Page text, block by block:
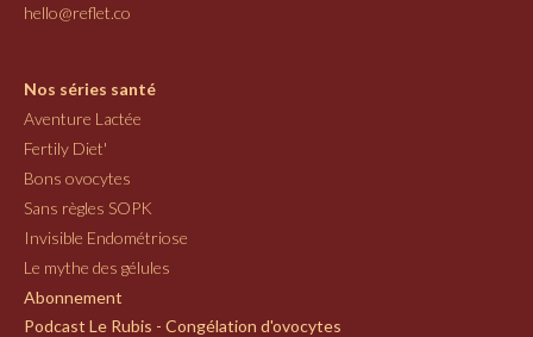
hello@reflet.co
Nos séries santé
Aventure Lactée
Fertily Diet'
Bons ovocytes
Sans règles SOPK
Invisible Endométriose
Le mythe des gélules
Abonnement
Podcast Le Rubis - Congélation d'ovocytes